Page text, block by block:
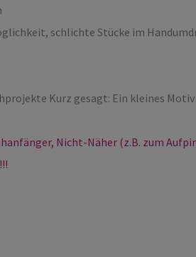
schlichte Stücke im
Kurz gesagt: Ein kleines
Nicht-Näher (z.B. zum